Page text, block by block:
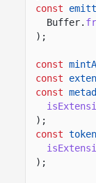
const
Buffer.
);
const
const
const
);
const
);